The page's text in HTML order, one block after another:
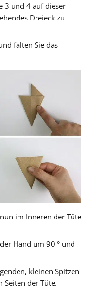
3 und 4 auf dieser
Dreieck zu
falten Sie das
im Inneren der Tüte
Hand um 90 ° und
kleinen Spitzen
Seiten der Tüte.